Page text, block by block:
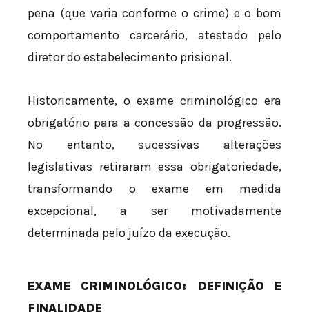
pena (que varia conforme o crime) e o bom
comportamento carcerário, atestado pelo
diretor do estabelecimento prisional.
Historicamente, o exame criminológico era
obrigatório para a concessão da progressão.
No entanto, sucessivas alterações
legislativas retiraram essa obrigatoriedade,
transformando o exame em medida
excepcional, a ser motivadamente
determinada pelo juízo da execução.
EXAME CRIMINOLÓGICO: DEFINIÇÃO E
FINALIDADE